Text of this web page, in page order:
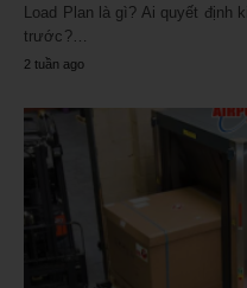
Load Plan là gì? Ai quyết định
trước?…
2 tuần ago